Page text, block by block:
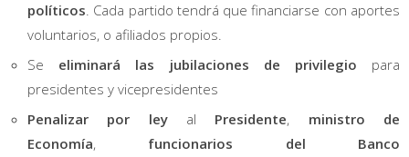
políticos . Cada partido tendrá que financiarse con aportes
voluntarios, o afiliados propios.
Se eliminará las jubilaciones de privilegio para
presidentes y vicepresidentes
Penalizar por leyal Presidente, ministro de
Economía, funcionarios del Banco